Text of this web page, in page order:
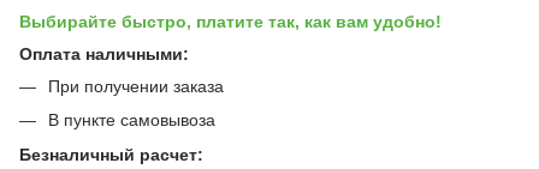
Выбирайте быстро, платите так, как вам удобно!
Оплата наличными:
При получении заказа
В пункте самовывоза
Безналичный расчет: